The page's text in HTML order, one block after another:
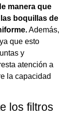
manera que
boquillas de
Además,
que esto
y
atención a
la capacidad
los filtros